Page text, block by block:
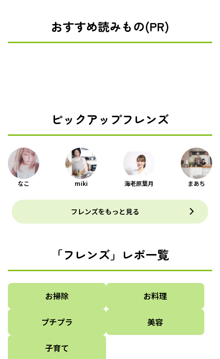
おすすめ読みもの(PR)
ピックアップフレンズ
なこ miki 海老原葉月 まあち
フレンズをもっと見る
「フレンズ」レポ一覧
お掃除 お料理
プチプラ 美容
子育て